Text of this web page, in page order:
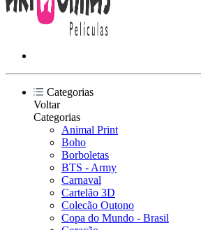
Categorias
Voltar
Categorias
Animal Print
Boho
Borboletas
BTS - Army
Carnaval
Cartelão 3D
Colecão Outono
Copa do Mundo - Brasil